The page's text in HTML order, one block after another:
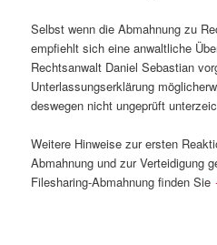
Selbst wenn die Abmahnung zu
empfiehlt sich eine anwaltliche
Rechtsanwalt Daniel Sebastian
Unterlassungserklärung
deswegen nicht ungeprüft
Weitere Hinweise zur ersten
Abmahnung und zur Verteidigung
Filesharing-Abmahnung finden Sie